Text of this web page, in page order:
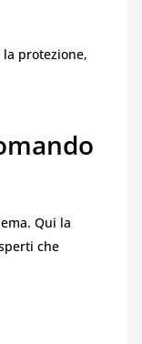
protezione,
Qui la
che